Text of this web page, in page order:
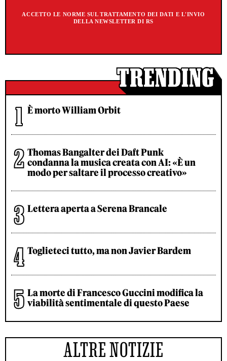
ACCETTO LE NORME SUL TRATTAMENTO DEI DATI E L'INVIO
DELLA NEWSLETTER DI RS
È morto William Orbit
Thomas Bangalter dei Daft Punk
condanna la musica creata con AI: «È un
modo per saltare il processo creativo»
Lettera aperta a Serena Brancale
Toglieteci tutto, ma non Javier Bardem
La morte di Francesco Guccini modifica la
viabilità sentimentale di questo Paese
ALTRE NOTIZIE